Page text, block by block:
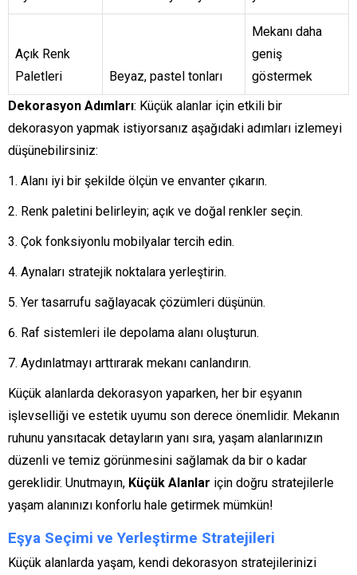
Açık Renk
Paletleri
Beyaz, pastel tonları
Mekanı daha
geniş
göstermek
Dekorasyon Adımları: Küçük alanlar için etkili bir
dekorasyon yapmak istiyorsanız aşağıdaki adımları izlemeyi
düşünebilirsiniz:
Alanı iyi bir şekilde ölçün ve envanter çıkarın.
Renk paletini belirleyin; açık ve doğal renkler seçin.
Çok fonksiyonlu mobilyalar tercih edin.
Aynaları stratejik noktalara yerleştirin.
Yer tasarrufu sağlayacak çözümleri düşünün.
Raf sistemleri ile depolama alanı oluşturun.
Aydınlatmayı arttırarak mekanı canlandırın.
Küçük alanlarda dekorasyon yaparken, her bir eşyanın
işlevselliği ve estetik uyumu son derece önemlidir. Mekanın
ruhunu yansıtacak detayların yanı sıra, yaşam alanlarınızın
düzenli ve temiz görünmesini sağlamak da bir o kadar
gereklidir. Unutmayın, Küçük Alanlar için doğru stratejilerle
yaşam alanınızı konforlu hale getirmek mümkün!
Eşya Seçimi ve Yerleştirme Stratejileri
Küçük alanlarda yaşam, kendi dekorasyon stratejilerinizi